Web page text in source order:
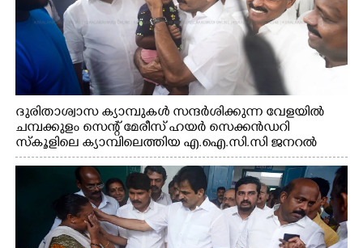
ദുരിതാശ്വാസ ക്യാമ്പുകൾ സന്ദർശിക്കുന്ന വേളയിൽ
ചമ്പക്കുളം സെന്റ് മേരീസ് ഹയർ സെക്കൻഡറി
സ്കൂളിലെ ക്യാമ്പിലെത്തിയ എ.ഐ.സി.സി ജനറൽ
സെക്രട്ടറി കെ.സി വേണുഗോപാൽ എം.പി കുരുന്നിനെ
എടുത്ത് ലാളിച്ചപ്പോൾ. സഹകരണ-എക്സൈസ്
വകുപ്പ് മന്ത്രി എം. ലിജു, കൃഷിവകുപ്പ് മന്ത്രി ടി. സിദ്ദിഖ്,
റെജി ചെറിയാൻ എം. എൽ. എ എന്നിവർ സമീപം